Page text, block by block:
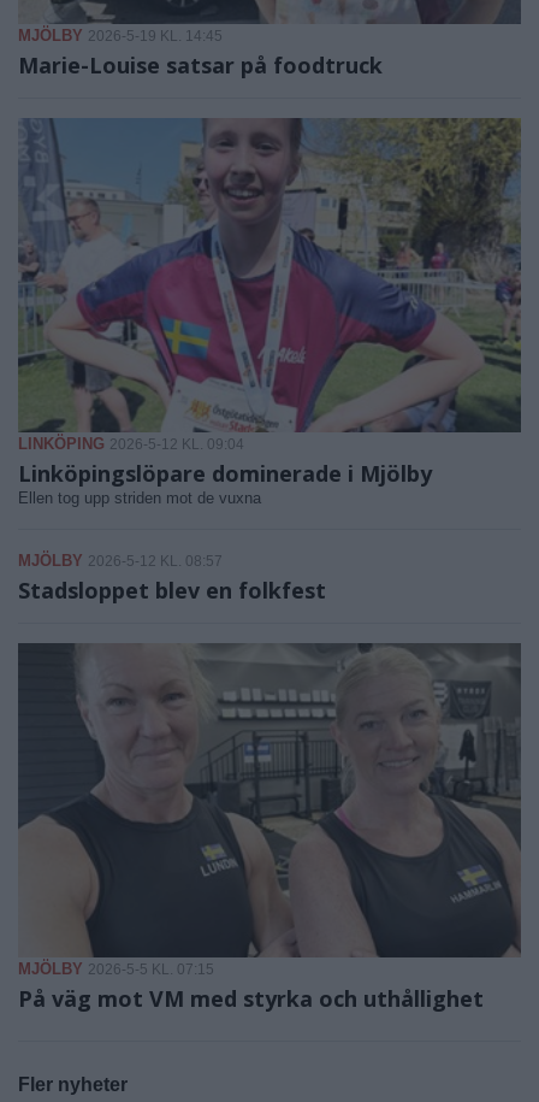
MJÖLBY 2026-5-19 KL. 14:45
Marie-Louise satsar på foodtruck
LINKÖPING 2026-5-12 KL. 09:04
Linköpingslöpare dominerade i Mjölby
Ellen tog upp striden mot de vuxna
MJÖLBY 2026-5-12 KL. 08:57
Stadsloppet blev en folkfest
MJÖLBY 2026-5-5 KL. 07:15
På väg mot VM med styrka och uthållighet
Fler nyheter